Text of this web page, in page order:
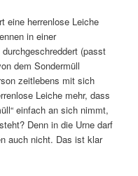
eine herrenlose Leiche
in einer
(passt
dem Sondermüll
zeitlebens mit sich
Leiche mehr, dass
einfach an sich nimmt,
Denn in die Urne darf
auch nicht. Das ist klar